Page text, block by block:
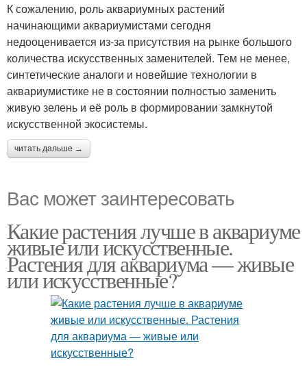
К сожалению, роль аквариумных растений
начинающими аквариумистами сегодня
недооценивается из-за присутствия на рынке большого
количества искусственных заменителей. Тем не менее,
синтетические аналоги и новейшие технологии в
аквариумистике не в состоянии полностью заменить
живую зелень и её роль в формировании замкнутой
искусственной экосистемы.
читать дальше →
Вас может заинтересовать
Какие растения лучше в аквариуме
живые или искусственные.
Растения для аквариума — живые
или искусственные?